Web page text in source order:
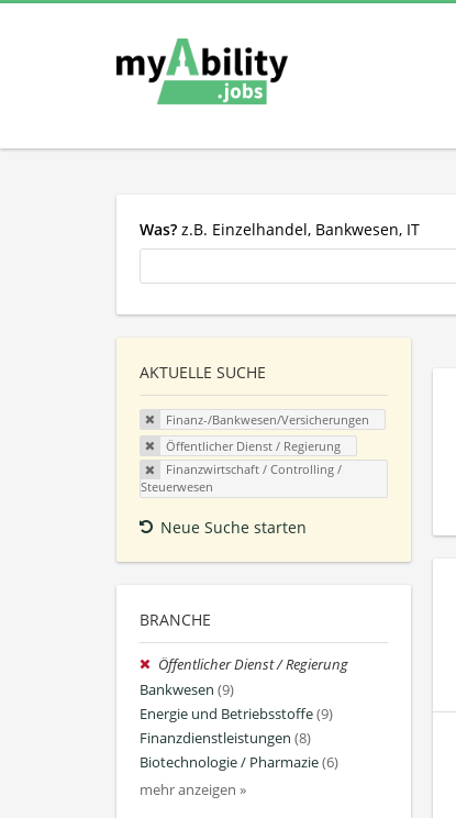
Was? z.B. Einzelhandel, Bankwesen, IT
AKTUELLE SUCHE
Finanz-/Bankwesen/Versicherungen
Öffentlicher Dienst / Regierung
Finanzwirtschaft / Controlling /
Steuerwesen
Neue Suche starten
BRANCHE
Öffentlicher Dienst / Regierung
Bankwesen (9)
Energie und Betriebsstoffe(9)
Finanzdienstleistungen (8)
Biotechnologie / Pharmazie(6)
mehr anzeigen »